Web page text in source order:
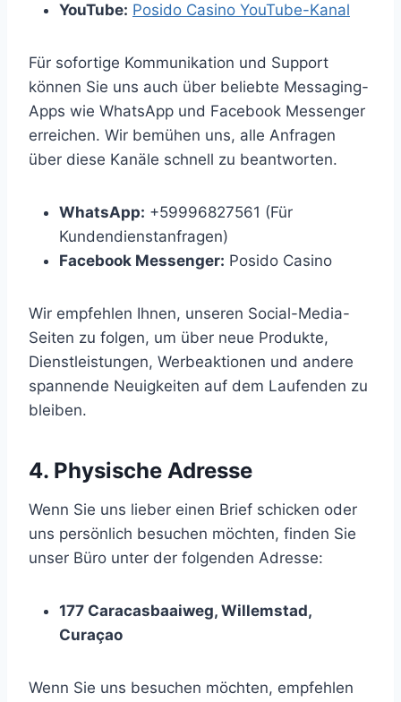
YouTube: Posido Casino YouTube-Kanal
Für sofortige Kommunikation und Support
können Sie uns auch über beliebte Messaging-
Apps wie WhatsApp und Facebook Messenger
erreichen. Wir bemühen uns, alle Anfragen
über diese Kanäle schnell zu beantworten.
WhatsApp: +59996827561 (Für
Kundendienstanfragen)
Facebook Messenger: Posido Casino
Wir empfehlen Ihnen, unseren Social-Media-
Seiten zu folgen, um über neue Produkte,
Dienstleistungen, Werbeaktionen und andere
spannende Neuigkeiten auf dem Laufenden zu
bleiben.
4. Physische Adresse
Wenn Sie uns lieber einen Brief schicken oder
uns persönlich besuchen möchten, finden Sie
unser Büro unter der folgenden Adresse:
177 Caracasbaaiweg, Willemstad,
Curaçao
Wenn Sie uns besuchen möchten, empfehlen